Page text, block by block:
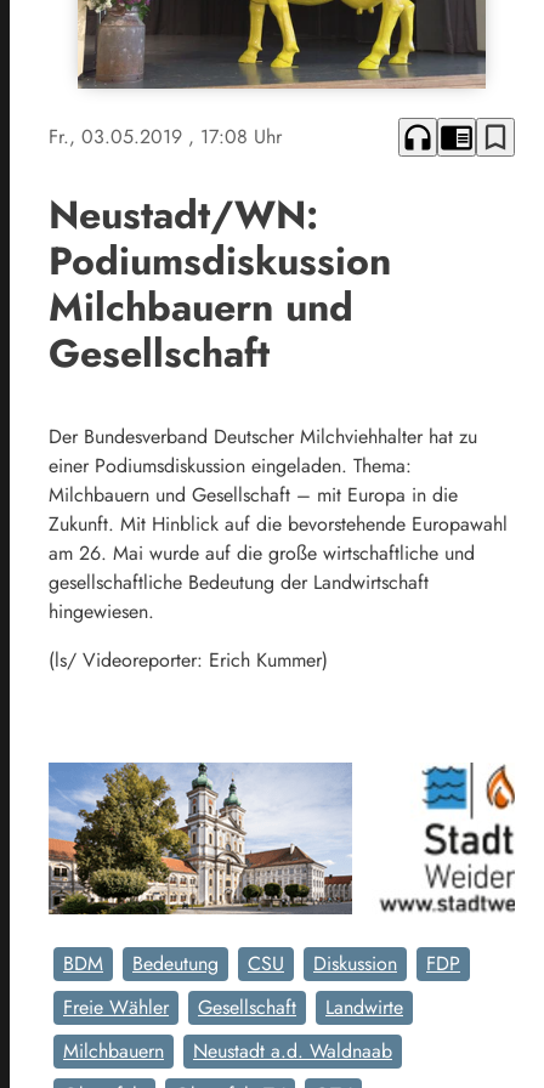
Fr., 03.05.2019 , 17:08 Uhr headphones chrome_reader_mode bookmark_border
Neustadt/WN:
Podiumsdiskussion
Milchbauern und
Gesellschaft
Der Bundesverband Deutscher Milchviehhalter hat zu
einer Podiumsdiskussion eingeladen. Thema:
Milchbauern und Gesellschaft – mit Europa in die
Zukunft. Mit Hinblick auf die bevorstehende Europawahl
am 26. Mai wurde auf die große wirtschaftliche und
gesellschaftliche Bedeutung der Landwirtschaft
hingewiesen.
(ls/ Videoreporter: Erich Kummer)
BDM Bedeutung CSU Diskussion
FDP
Freie Wähler
Gesellschaft
Landwirte
Milchbauern
Neustadt a.d. Waldnaab